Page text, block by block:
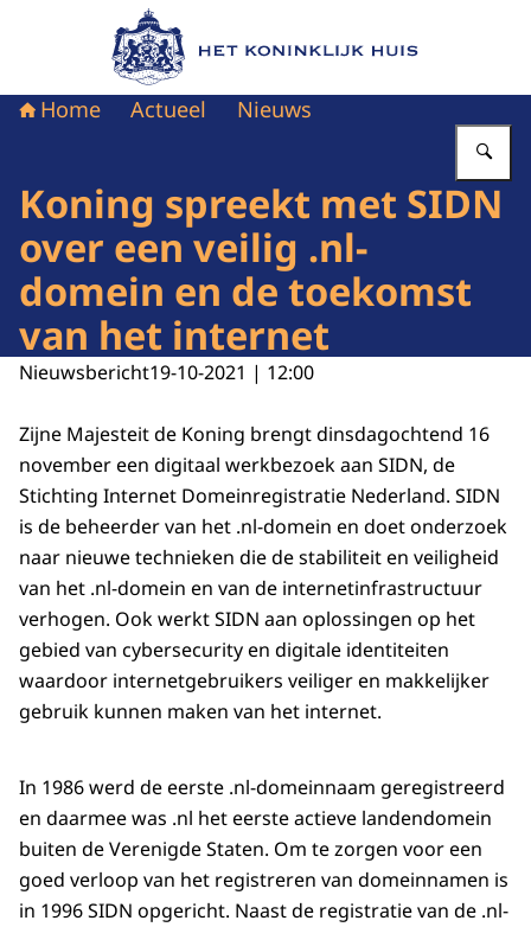
Naar de homepage van Het Koninklijk Huis
Home Actueel Nieuws
Koning spreekt met SIDN
over een veilig .nl-
domein en de toekomst
van het internet
Nieuwsbericht19-10-2021 | 12:00
Zijne Majesteit de Koning brengt dinsdagochtend 16
november een digitaal werkbezoek aan SIDN, de
Stichting Internet Domeinregistratie Nederland. SIDN
is de beheerder van het .nl-domein en doet onderzoek
naar nieuwe technieken die de stabiliteit en veiligheid
van het .nl-domein en van de internetinfrastructuur
verhogen. Ook werkt SIDN aan oplossingen op het
gebied van cybersecurity en digitale identiteiten
waardoor internetgebruikers veiliger en makkelijker
gebruik kunnen maken van het internet.
In 1986 werd de eerste .nl-domeinnaam geregistreerd
en daarmee was .nl het eerste actieve landendomein
buiten de Verenigde Staten. Om te zorgen voor een
goed verloop van het registreren van domeinnamen is
in 1996 SIDN opgericht. Naast de registratie van de .nl-